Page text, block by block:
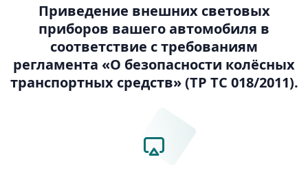
Приведение внешних световых
приборов вашего автомобиля в
соответствие с требованиям
регламента «О безопасности колёсных
транспортных средств» (ТР ТС 018/2011).